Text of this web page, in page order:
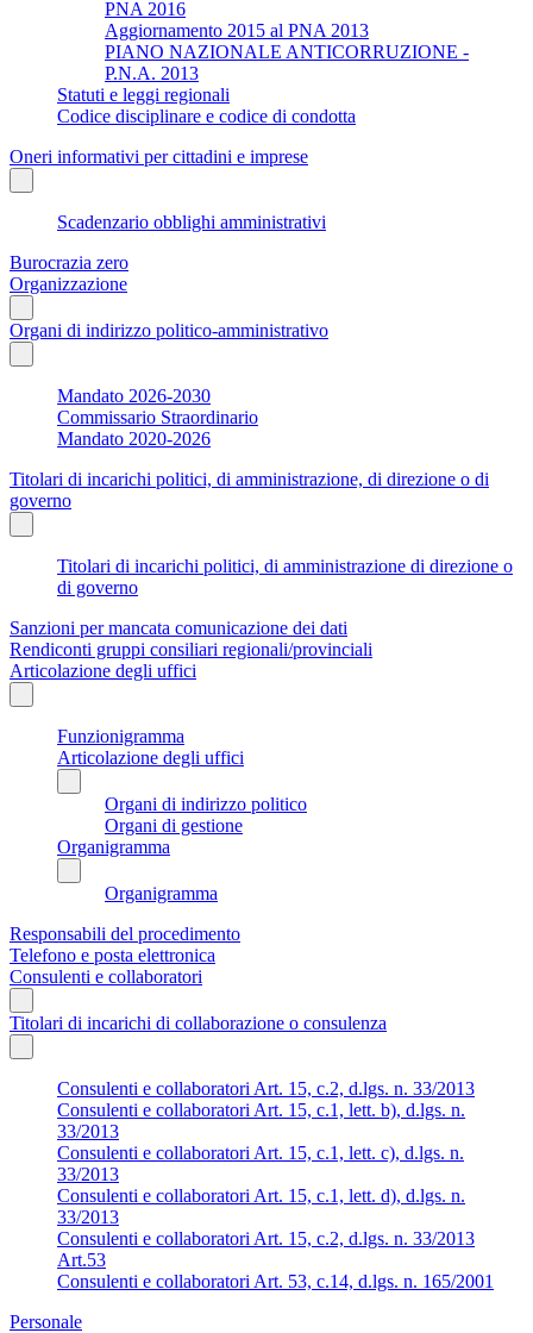
PNA 2016
Aggiornamento 2015 al PNA 2013
PIANO NAZIONALE ANTICORRUZIONE -
P.N.A. 2013
Statuti e leggi regionali
Codice disciplinare e codice di condotta
Oneri informativi per cittadini e imprese
Scadenzario obblighi amministrativi
Burocrazia zero
Organizzazione
Organi di indirizzo politico-amministrativo
Mandato 2026-2030
Commissario Straordinario
Mandato 2020-2026
Titolari di incarichi politici, di amministrazione, di direzione o di
governo
Titolari di incarichi politici, di amministrazione di direzione o
di governo
Sanzioni per mancata comunicazione dei dati
Rendiconti gruppi consiliari regionali/provinciali
Articolazione degli uffici
Funzionigramma
Articolazione degli uffici
Organi di indirizzo politico
Organi di gestione
Organigramma
Organigramma
Responsabili del procedimento
Telefono e posta elettronica
Consulenti e collaboratori
Titolari di incarichi di collaborazione o consulenza
Consulenti e collaboratori Art. 15, c.2, d.lgs. n. 33/2013
Consulenti e collaboratori Art. 15, c.1, lett. b), d.lgs. n.
33/2013
Consulenti e collaboratori Art. 15, c.1, lett. c), d.lgs. n.
33/2013
Consulenti e collaboratori Art. 15, c.1, lett. d), d.lgs. n.
33/2013
Consulenti e collaboratori Art. 15, c.2, d.lgs. n. 33/2013
Art.53
Consulenti e collaboratori Art. 53, c.14, d.lgs. n. 165/2001
Personale